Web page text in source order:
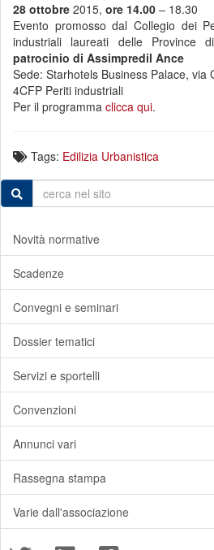
28 ottobre 2015, ore 14.00 – 18.30
Evento promosso dal Collegio dei
industriali laureati delle Province
patrocinio di Assimpredil Ance
Sede: Starhotels Business Palace, via
4CFP Periti industriali
Per il programma clicca qui.
Tags: Edilizia Urbanistica
Novità normative
Scadenze
Convegni e seminari
Dossier tematici
Servizi e sportelli
Convenzioni
Annunci vari
Rassegna stampa
Varie dall'associazione